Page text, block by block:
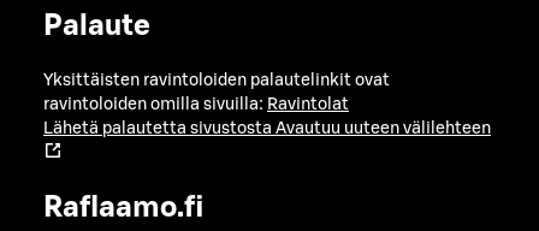
Palaute
Yksittäisten ravintoloiden palautelinkit ovat
ravintoloiden omilla sivuilla: Ravintolat
Lähetä palautetta sivustosta Avautuu uuteen välilehteen
Raflaamo.fi